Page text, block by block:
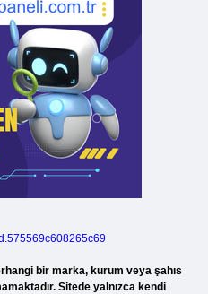
bir marka, kurum veya şahıs
Sitede yalnızca kendi